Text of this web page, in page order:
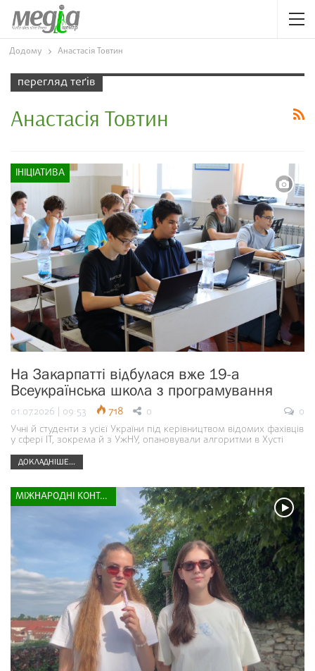
Додому Анастасія Товтин
перегляд теґів
Анастасія Товтин
ІНІЦІАТИВА
На Закарпатті відбулася вже 19-а
Всеукраїнська школа з програмування
01.07.2026 | 09:53 718 0
0
Учні й студенти з усієї України під керівництвом відомих фахівців
у сфері ІТ, зокрема й з УжНУ, опановували алгоритми в Хусті
ДОКЛАДНІШЕ...
МІЖНАРОДНІ КОНТАКТИ